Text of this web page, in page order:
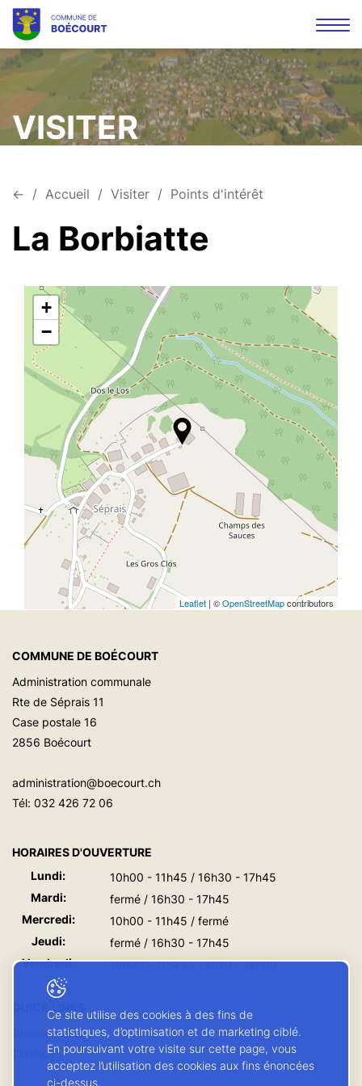
Mots
clés
la
VISITER
← Accueil Visiter Points d'intérêt
La Borbiatte
+
−
Leaflet | ©OpenStreetMapcontributors
COMMUNE DE BOÉCOURT
Administration communale
Rte de Séprais 11
Case postale 16
2856 Boécourt
administration@boecourt.ch
Tél: 032 426 72 06
HORAIRES D'OUVERTURE
Lundi:
10h00 - 11h45 / 16h30 - 17h45
Mardi:
fermé / 16h30 - 17h45
Mercredi:
10h00 - 11h45 / fermé
Jeudi:
fermé / 16h30 - 17h45
Vendredi:
10h00 - 11h45 / 13h30 - 16h00
QUICK LINKS
Guichet virtuel
Contact
Ce site utilise des cookies à des fins de
statistiques, d’optimisation et de marketing ciblé.
En poursuivant votre visite sur cette page, vous
acceptez l’utilisation des cookies aux fins énoncées
ci-dessus.